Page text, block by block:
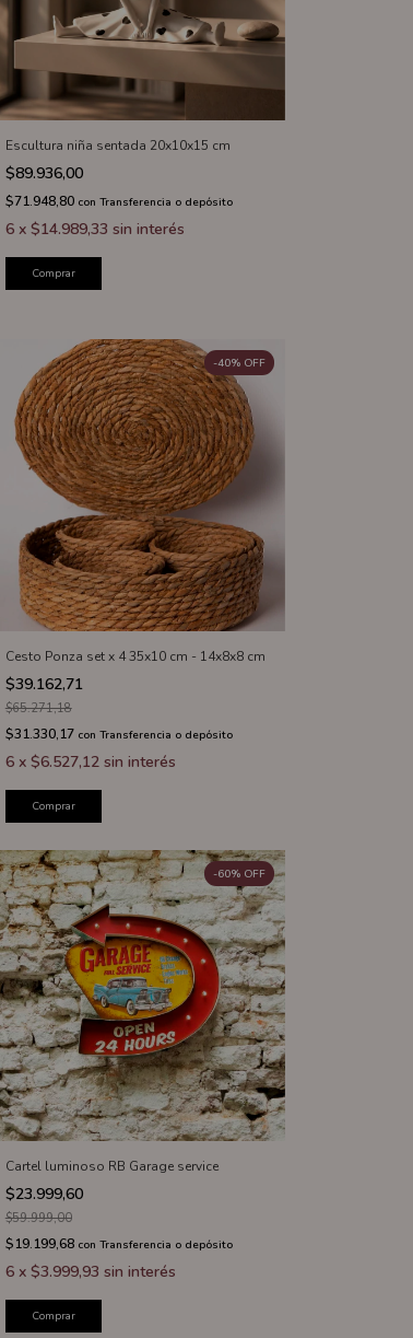
Escultura niña sentada 20x10x15 cm
$89.936,00
$71.948,80 con Transferencia o depósito
6 x $14.989,33 sin interés
Comprar
Cesto Ponza set x 4 35x10 cm - 14x8x8 cm
$39.162,71
-40% OFF
$65.271,18
$31.330,17 con Transferencia o depósito
6 x $6.527,12 sin interés
Comprar
Cartel luminoso RB Garage service
$23.999,60
-60% OFF
$59.999,00
$19.199,68 con Transferencia o depósito
6 x $3.999,93 sin interés
Comprar